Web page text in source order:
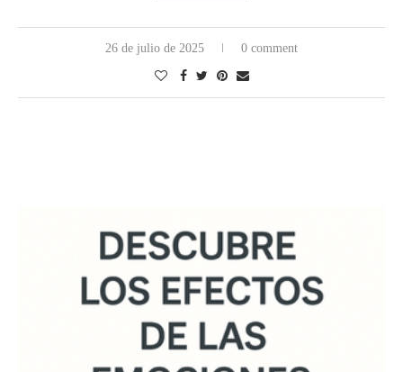
26 de julio de 2025 0 comment